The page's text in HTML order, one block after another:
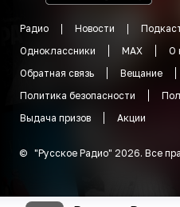
Радио Новости
Одноклассники
MAX О
Обратная связь
Вещание
Политика безопасности
Выдача призов
Акции
© "Русское Радио" 2026. Все